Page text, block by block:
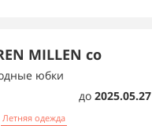
MILLEN со
юбки
до 2025.05.27
Летняя одежда